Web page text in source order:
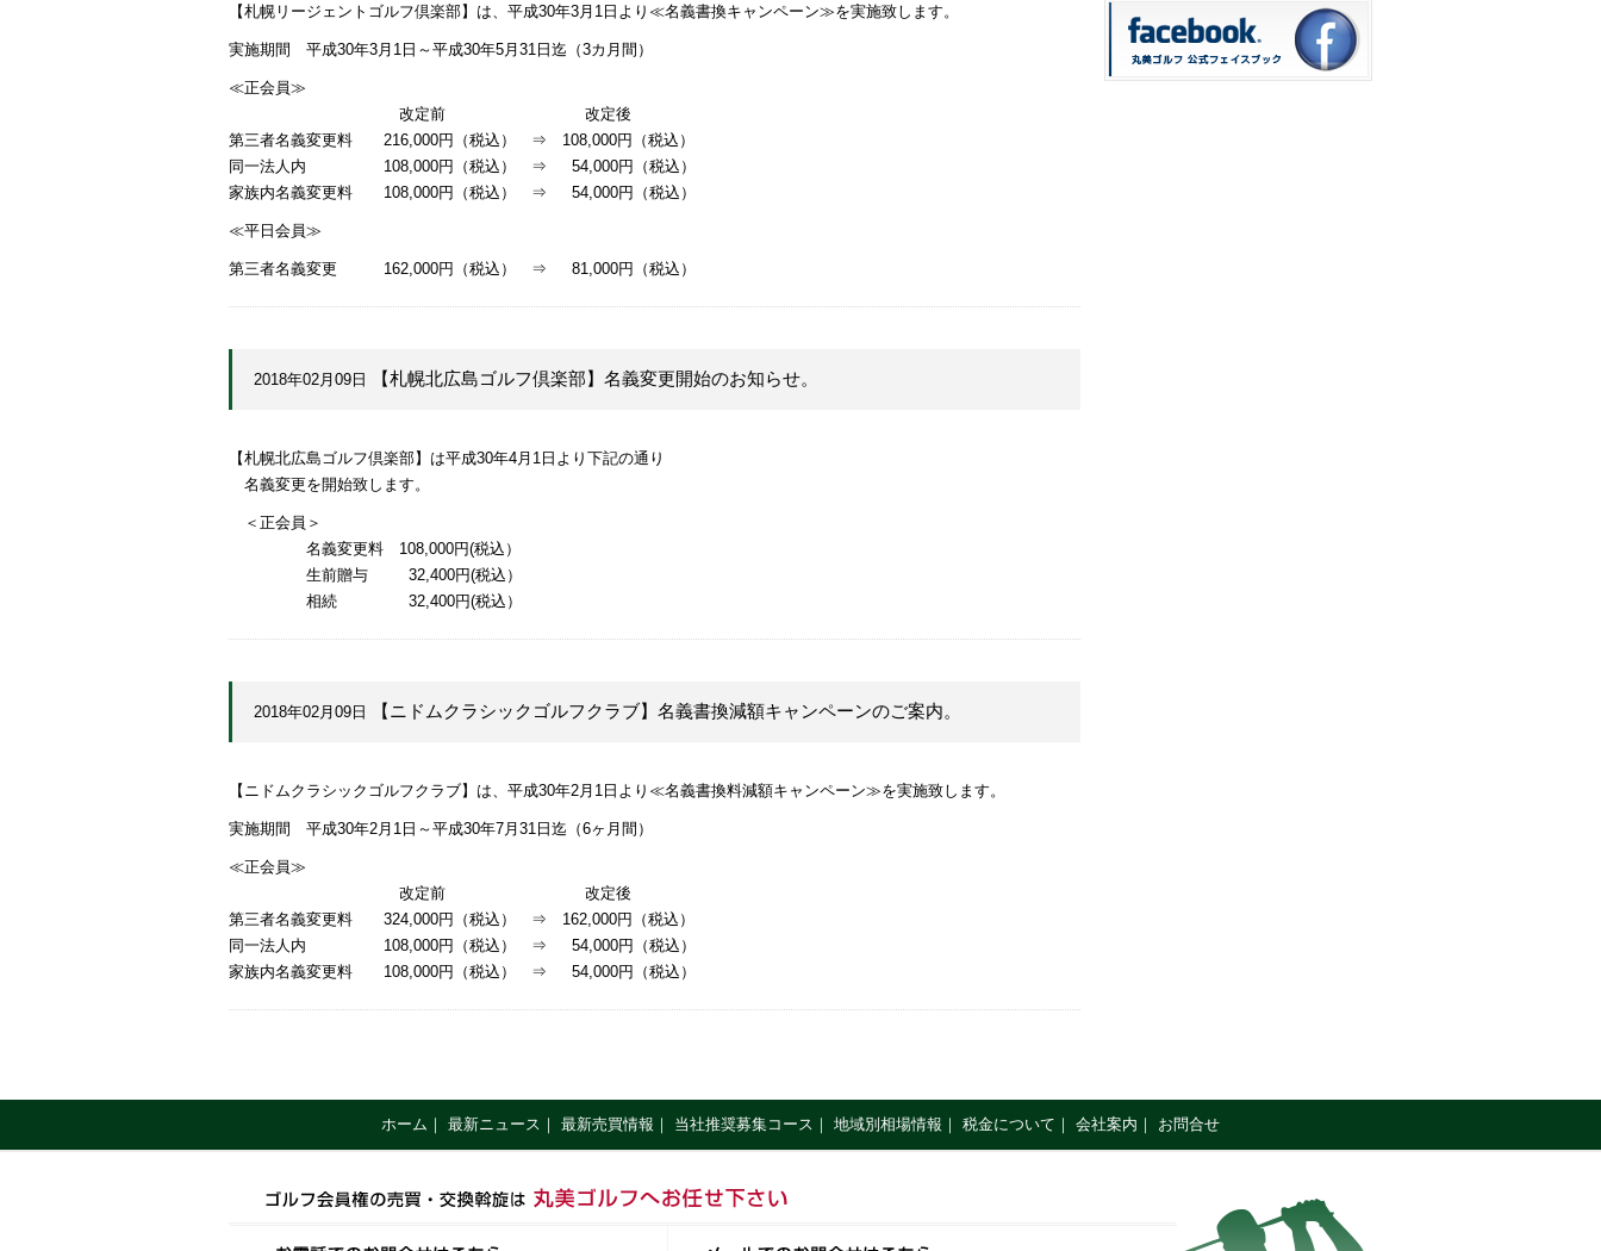
【札幌リージェントゴルフ倶楽部】は、平成30年3月1日より≪名義書換キャンペーン≫を実施致します。
実施期間 平成30年3月1日～平成30年5月31日迄（3カ月間）
≪正会員≫
改定前 改定後
第三者名義変更料 216,000円（税込） ⇒ 108,000円（税込）
同一法人内 108,000円（税込） ⇒ 54,000円（税込）
家族内名義変更料 108,000円（税込） ⇒ 54,000円（税込）
≪平日会員≫
第三者名義変更 162,000円（税込） ⇒ 81,000円（税込）
2018年02月09日 【札幌北広島ゴルフ倶楽部】名義変更開始のお知らせ。
【札幌北広島ゴルフ倶楽部】は平成30年4月1日より下記の通り
名義変更を開始致します。
＜正会員＞
名義変更料 108,000円(税込）
生前贈与 32,400円(税込）
相続 32,400円(税込）
2018年02月09日 【ニドムクラシックゴルフクラブ】名義書換減額キャンペーンのご案内。
【ニドムクラシックゴルフクラブ】は、平成30年2月1日より≪名義書換料減額キャンペーン≫を実施致します。
実施期間 平成30年2月1日～平成30年7月31日迄（6ヶ月間）
≪正会員≫
改定前 改定後
第三者名義変更料 324,000円（税込） ⇒ 162,000円（税込）
同一法人内 108,000円（税込） ⇒ 54,000円（税込）
家族内名義変更料 108,000円（税込） ⇒ 54,000円（税込）
ホーム ｜ 最新ニュース ｜ 最新売買情報 ｜ 当社推奨募集コース ｜ 地域別相場情報 ｜ 税金について ｜ 会社案内 ｜ お問合せ